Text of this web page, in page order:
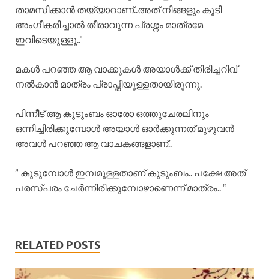
താമസിക്കാൻ തയ്യാറാണ്..അത് നിങ്ങളും കൂടി
അംഗീകരിച്ചാൽ തീരാവുന്ന പ്രശ്നം മാത്രമേ
ഇവിടെയുള്ളൂ..”
മകൾ പറഞ്ഞ ആ വാക്കുകൾ അയാൾക്ക് തിരിച്ചറിവ്
നൽകാൻ മാത്രം പ്രാപ്തിയുള്ളതായിരുന്നു.
പിന്നീട് ആ കുടുംബം ഓരോ ഒത്തുചേരലിനും
ഒന്നിച്ചിരിക്കുമ്പോൾ അയാൾ ഓർക്കുന്നത് മുഴുവൻ
അവൾ പറഞ്ഞ ആ വാചകങ്ങളാണ്..
” കൂടുമ്പോൾ ഇമ്പമുള്ളതാണ് കുടുംബം.. പക്ഷേ അത്
പരസ്പരം ചേർന്നിരിക്കുമ്പോഴാണെന്ന് മാത്രം.. “
RELATED POSTS